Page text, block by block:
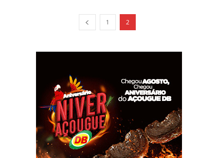
1 2